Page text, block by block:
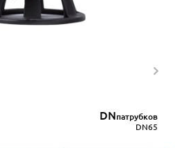
DNпатрубков
DN65